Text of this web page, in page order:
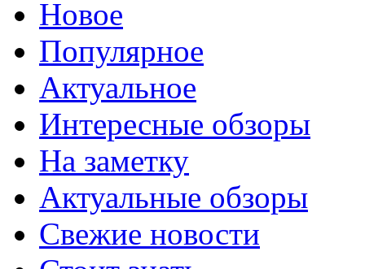
Новое
Популярное
Актуальное
Интересные обзоры
На заметку
Актуальные обзоры
Свежие новости